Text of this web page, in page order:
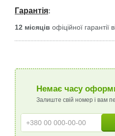
Гарантія:
12 місяців офіційної гарантії
Немає часу
Залиште свій номер і вам